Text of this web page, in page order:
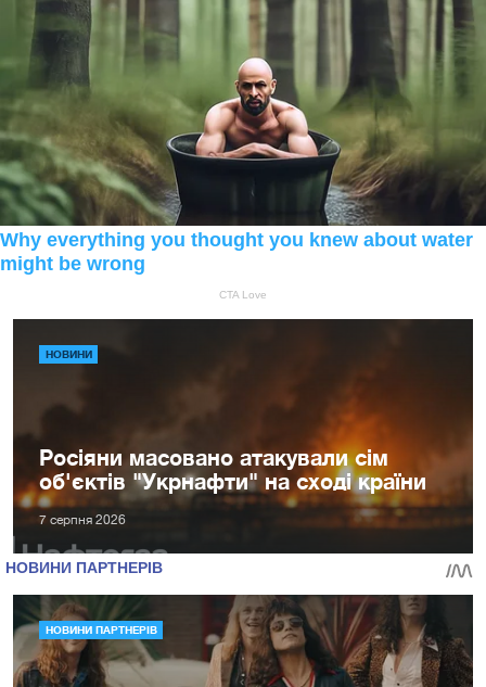
НОВИНИ
Росіяни масовано атакували сім
об'єктів "Укрнафти" на сході країни
7 серпня 2026